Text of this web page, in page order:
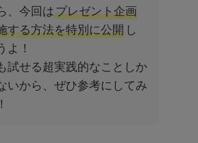
、今回はプレゼント企画
する方法を特別に公開し
よ！
試せる超実践的なことしか
いから、ぜひ参考にしてみ